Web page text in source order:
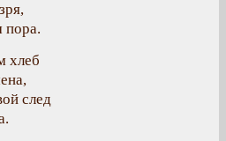
пора.
хлеб
след